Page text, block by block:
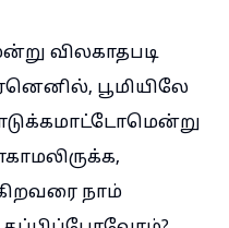
விலகாதபடி
பூமியிலே
நாம்